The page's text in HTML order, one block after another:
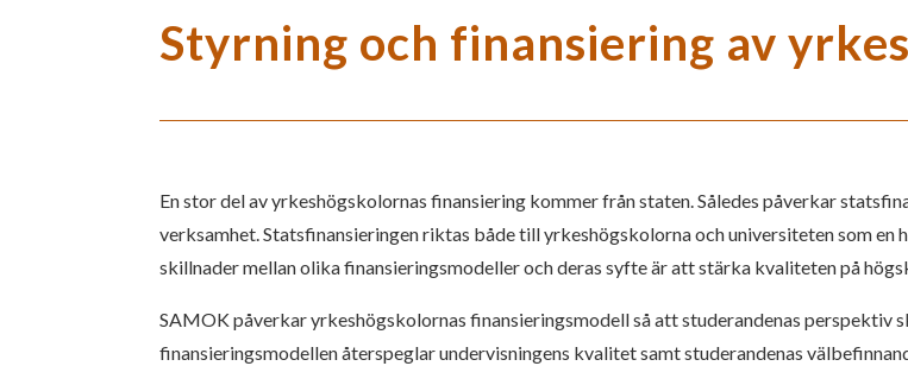
Styrning och finansiering av
En stor del av yrkeshögskolornas finansiering kommer från staten. Således påverkar
verksamhet. Statsfinansieringen riktas både till yrkeshögskolorna och universiteten som en
skillnader mellan olika finansieringsmodeller och deras syfte är att stärka kvaliteten på
SAMOK påverkar yrkeshögskolornas finansieringsmodell så att studerandenas
finansieringsmodellen återspeglar undervisningens kvalitet samt studerandenas